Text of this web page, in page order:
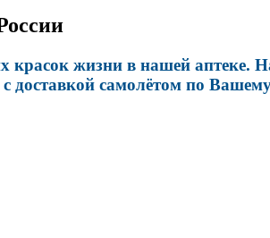
красок жизни в нашей
доставкой самолётом по Вашему